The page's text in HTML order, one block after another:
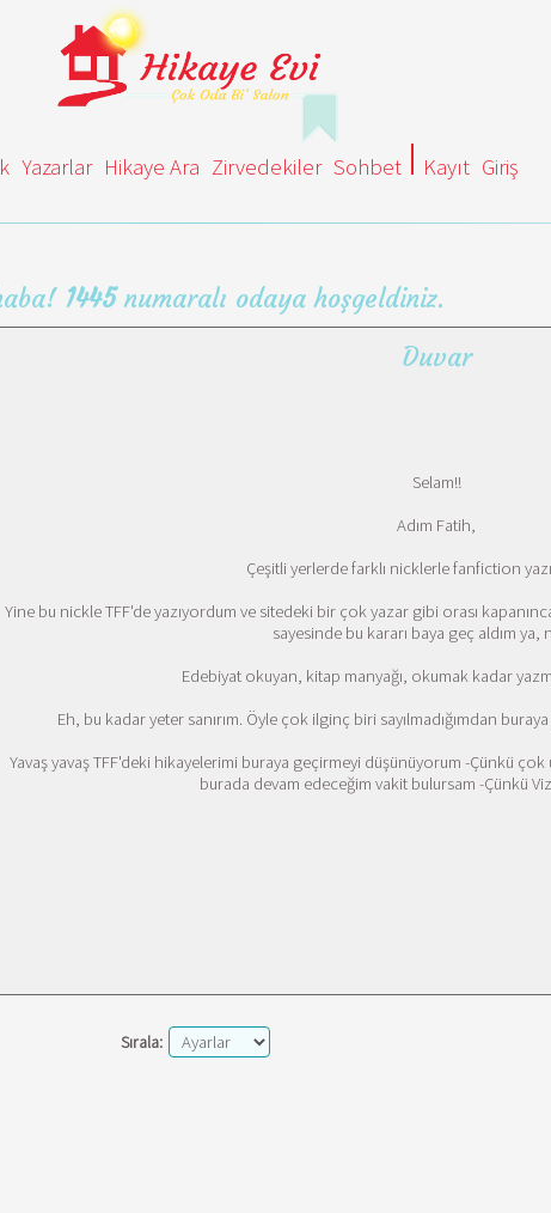
Yazarlar Hikaye Ara Zirvedekiler Sohbet Kayıt Giriş
1445numaralı odaya hoşgeldiniz.
Duvar
Selam!!
Adım Fatih,
Çeşitli yerlerde farklı nicklerle fanfiction
Yine bu nickle TFF'de yazıyordum ve sitedeki bir çok yazar gibi orası
sayesinde bu kararı baya geç aldım ya,
Edebiyat okuyan, kitap manyağı, okumak kadar
Eh, bu kadar yeter sanırım. Öyle çok ilginç biri sayılmadığımdan
Yavaş yavaş TFF'deki hikayelerimi buraya geçirmeyi düşünüyorum -Çünkü
burada devam edeceğim vakit bulursam -Çünkü
Sırala: